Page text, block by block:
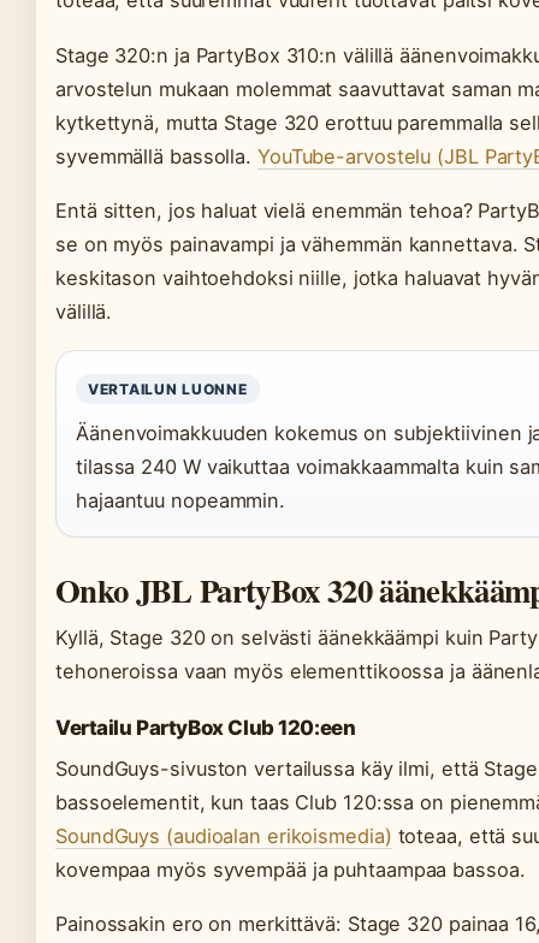
Stage 320:n ja PartyBox 310:n välillä
arvostelun mukaan molemmat saavuttavat saman
kytkettynä, mutta Stage 320 erottuu paremmalla
syvemmällä bassolla. YouTube-arvostelu (JBL
Entä sitten, jos haluat vielä enemmän tehoa?
se on myös painavampi ja vähemmän kannettava.
keskitason vaihtoehdoksi niille, jotka haluavat
välillä.
VERTAILUN LUONNE
Äänenvoimakkuuden kokemus on subjektiivinen
tilassa 240 W vaikuttaa voimakkaammalta kuin
hajaantuu nopeammin.
Onko JBL PartyBox 320
Kyllä, Stage 320 on selvästi äänekkäämpi kuin
tehoneroissa vaan myös elementtikoossa ja
Vertailu PartyBox Club 120:een
SoundGuys-sivuston vertailussa käy ilmi, että
bassoelementit, kun taas Club 120:ssa on
SoundGuys (audioalan erikoismedia) toteaa, että
kovempaa myös syvempää ja puhtaampaa bassoa.
Painossakin ero on merkittävä: Stage 320 painaa